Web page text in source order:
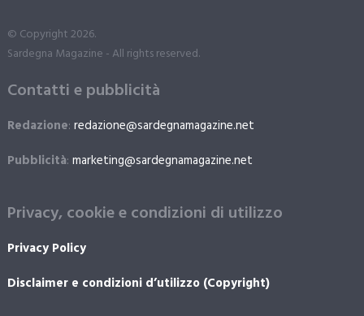
© Copyright 2026.
Sardegna Magazine - All rights reserved.
Contatti e pubblicità
Redazione: redazione@sardegnamagazine.net
Pubblicità: marketing@sardegnamagazine.net
Privacy, cookie e condizioni di utilizzo
Privacy Policy
Disclaimer e condizioni d’utilizzo (Copyright)